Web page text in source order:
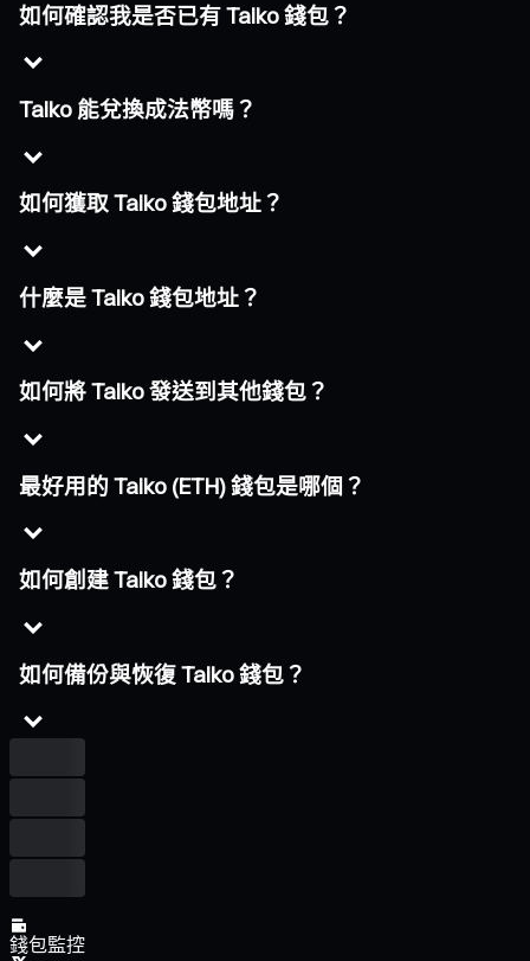
如何確認我是否已有 Taiko 錢包？
Taiko 能兌換成法幣嗎？
如何獲取 Taiko 錢包地址？
什麼是 Taiko 錢包地址？
如何將 Taiko 發送到其他錢包？
最好用的 Taiko (ETH) 錢包是哪個？
如何創建 Taiko 錢包？
如何備份與恢復 Taiko 錢包？
錢包監控